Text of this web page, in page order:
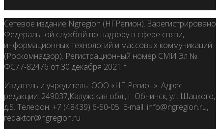
Сетевое издание Ngregion (НГРегион). Зарегистрировано
Федеральной службой по надзору в сфере связи,
информационных технологий и массовых коммуникаций
(Роскомнадзор). Регистрационный номер СМИ Эл №
ФС77-82476 от 30 декабря 2021 г.
Издатель и учредитель: ООО «НГ-Регион». Адрес
редакции: 249037,Калужская обл., г. Обнинск, ул. Шацкого,
д.5. Телефон: +7 (48439) 6-50-05. E-mail: info@ngregion.ru,
redaktor@ngregion.ru